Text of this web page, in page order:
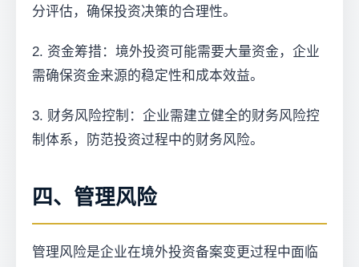
分评估，确保投资决策的合理性。
2. 资金筹措：境外投资可能需要大量资金，企业
需确保资金来源的稳定性和成本效益。
3. 财务风险控制：企业需建立健全的财务风险控
制体系，防范投资过程中的财务风险。
四、管理风险
管理风险是企业在境外投资备案变更过程中面临